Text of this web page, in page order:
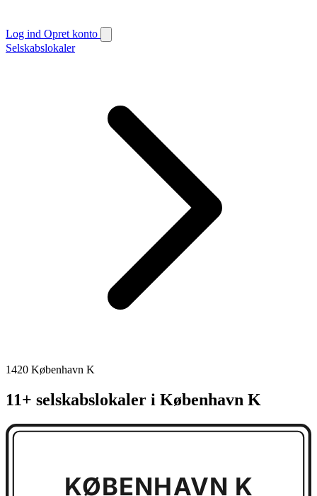
Log ind Opret konto
Selskabslokaler
1420 København K
11+ selskabslokaler i København K
KØBENHAVN K